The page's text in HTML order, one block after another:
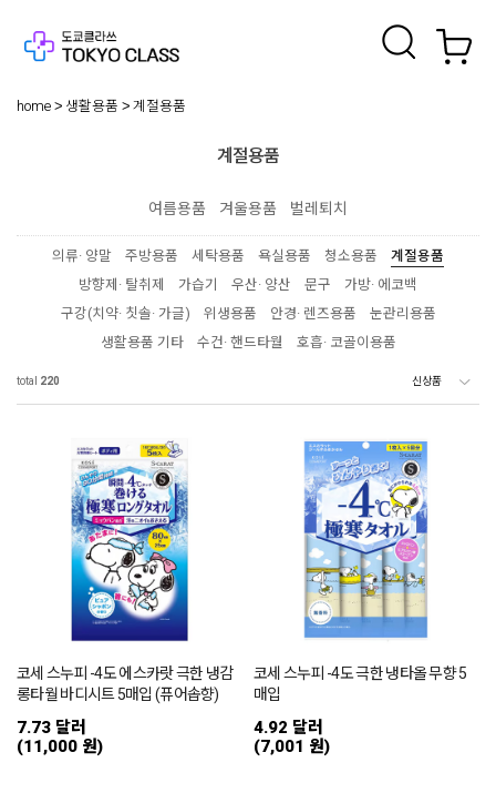
home 생활용품 계절용품
계절용품
여름용품 겨울용품 벌레퇴치
의류· 양말 주방용품 세탁용품 욕실용품 청소용품
계절용품
방향제· 탈취제
가습기 우산· 양산 문구
가방· 에코백
구강(치약· 칫솔· 가글)
위생용품 안경· 렌즈용품
눈관리용품
생활용품 기타
수건· 핸드타월 호흡· 코골이용품
total 220
코세 스누피 -4도 에스카랏 극한 냉감
롱타월 바디시트 5매입 (퓨어솝향)
7.73 달러
(11,000 원)
코세 스누피 -4도 극한 냉타올 무향 5
매입
4.92 달러
(7,001 원)